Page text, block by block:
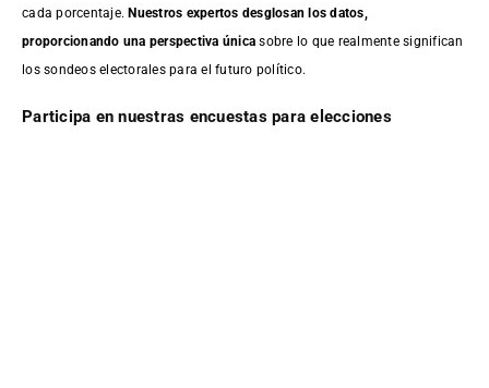
cada porcentaje.Nuestros expertos desglosan los datos,
proporcionando una perspectiva única sobre lo que realmente significan
los sondeos electorales para el futuro político.
Participa en nuestras encuestas para elecciones